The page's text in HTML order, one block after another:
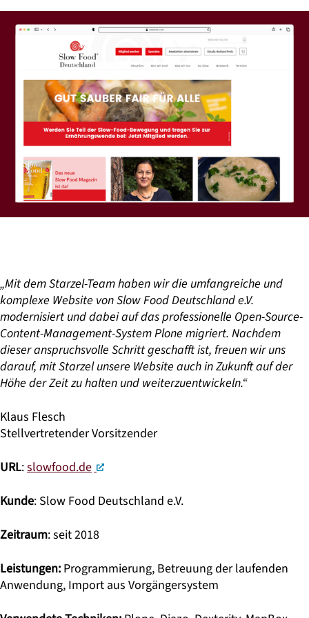
„Mit dem Starzel-Team haben wir die umfangreiche und
komplexe Website vonSlow Food Deutschland e.V.
modernisiert und dabei auf das professionelle Open-Source-
Content-Management-System Plone migriert. Nachdem
dieseranspruchsvolle Schritt geschafft ist, freuen wir uns
darauf, mit Starzel unsere Website auch in Zukunft auf der
Höhe der Zeit zu halten und weiterzuentwickeln.“
Klaus Flesch
Stellvertretender Vorsitzender
URL:slowfood.de
Kunde: Slow Food Deutschland e.V.
Zeitraum: seit 2018
Leistungen: Programmierung, Betreuung der laufenden
Anwendung, Import aus Vorgängersystem